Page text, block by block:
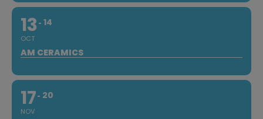
13
OCT
14
AM CERAMICS
17
NOV
20